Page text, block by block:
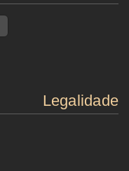
Legalidade